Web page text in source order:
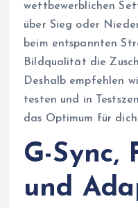
wettbewerblichen
über Sieg oder
beim entspannten
Bildqualität die
Deshalb empfehlen
testen und in
das Optimum für
G-Sync,
und